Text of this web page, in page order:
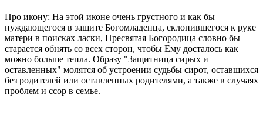
Про икону: На этой иконе очень грустного и как бы
нуждающегося в защите Богомладенца, склонившегося к руке
матери в поисках ласки, Пресвятая Богородица словно бы
старается обнять со всех сторон, чтобы Ему досталось как
можно больше тепла. Образу "Защитница сирых и
оставленных" молятся об устроении судьбы сирот, оставшихся
без родителей или оставленных родителями, а также в случаях
проблем и ссор в семье.